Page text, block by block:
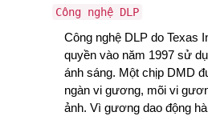
Công nghệ DLP
Công nghệ DLP do Texas
quyền vào năm 1997 sử
ánh sáng. Một chịp DMD
ngàn vi gương, mõi vi
ảnh. Vì gương dao động